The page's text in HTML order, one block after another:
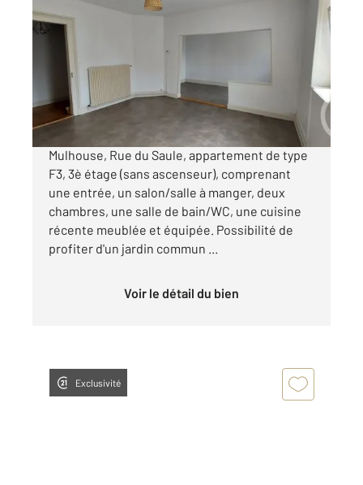
90 m
Ref : 2392
Appartement F3 à louer
695 €
par mois charges comprises
Mulhouse, Rue du Saule, appartement de type
F3, 3è étage (sans ascenseur), comprenant
une entrée, un salon/salle à manger, deux
chambres, une salle de bain/WC, une cuisine
récente meublée et équipée. Possibilité de
profiter d'un jardin commun ...
Voir le détail du bien
Exclusivité